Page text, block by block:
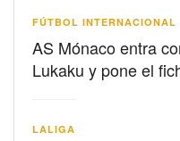
FÚTBOL INTERNACIONAL
AS Mónaco entra
Lukaku y pone el
LALIGA